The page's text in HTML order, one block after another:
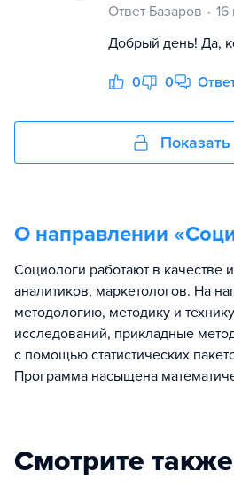
Ответ Базаров
Добрый день! Да,
0 0
О направлении «
Социологи работают в качестве
аналитиков, маркетологов. На
методологию, методику и
исследований, прикладные
с помощью статистических
Программа насыщена
Смотрите также